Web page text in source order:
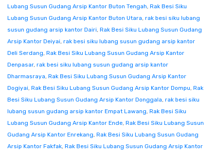
Lubang Susun Gudang Arsip Kantor Buton Tengah, Rak Besi Siku
Lubang Susun Gudang Arsip Kantor Buton Utara, rak besi siku lubang
susun gudang arsip kantor Dairi, Rak Besi Siku Lubang Susun Gudang
Arsip Kantor Deiyai, rak besi siku lubang susun gudang arsip kantor
Deli Serdang, Rak Besi Siku Lubang Susun Gudang Arsip Kantor
Denpasar, rak besi siku lubang susun gudang arsip kantor
Dharmasraya, Rak Besi Siku Lubang Susun Gudang Arsip Kantor
Dogiyai, Rak Besi Siku Lubang Susun Gudang Arsip Kantor Dompu, Rak
Besi Siku Lubang Susun Gudang Arsip Kantor Donggala, rak besi siku
lubang susun gudang arsip kantor Empat Lawang, Rak Besi Siku
Lubang Susun Gudang Arsip Kantor Ende, Rak Besi Siku Lubang Susun
Gudang Arsip Kantor Enrekang, Rak Besi Siku Lubang Susun Gudang
Arsip Kantor Fakfak, Rak Besi Siku Lubang Susun Gudang Arsip Kantor